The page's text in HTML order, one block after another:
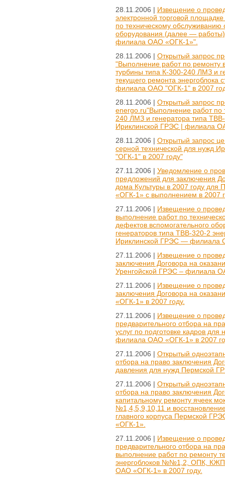
28.11.2006 | Извещение о
электронной торговой
по техническому обслуживанию
оборудования (далее —
филиала ОАО «ОГК-1»".
28.11.2006 | Открытый запрос
"Выполнение работ по ремонту
турбины типа К-300-240 ЛМЗ и
текущего ремонта
филиала ОАО "ОГК-1" в 2007
28.11.2006 | Открытый запрос
energo.ru"Выполнение работ по
240 ЛМЗ и генератора типа
Ириклинской ГРЭС | филиала
28.11.2006 | Открытый запрос
серной технической для нужд
"ОГК-1" в 2007 году"
27.11.2006 | Уведомление о
предложений для заключения
дома Культуры в 2007 году
«ОГК-1» с выполнением в 2007
27.11.2006 | Извещение о
выполнение работ по
дефектов вспомогательного
генераторов типа ТВВ-320-2
Ириклинской ГРЭС — филиала
27.11.2006 | Извещение о
заключения Договора на
Уренгойской ГРЭС – филиала
27.11.2006 | Извещение о
заключения Договора на
«ОГК-1» в 2007 году.
27.11.2006 | Извещение о
предварительного отбора на
услуг по подготовке кадров
филиала ОАО «ОГК-1» в 2007
27.11.2006 | Открытый
отбора на право заключения
давления для нужд Пермской
27.11.2006 | Открытый
отбора на право заключения
капитальному ремонту ячеек
№1,4,5,9,10,11 и
главного корпуса Пермской
«ОГК-1».
27.11.2006 | Извещение о
предварительного отбора на
выполнение работ по ремонту
энергоблоков №№1,2, ОПК, КЖП
ОАО «ОГК-1» в 2007 году.